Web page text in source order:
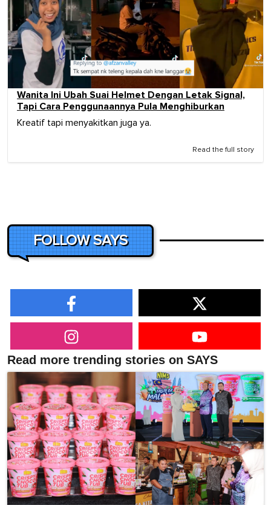
Wanita Ini Ubah Suai Helmet Dengan Letak Signal,
Tapi Cara Penggunaannya Pula Menghiburkan
Kreatif tapi menyakitkan juga ya.
Read the full story
FOLLOW SAYS
Read more trending stories on SAYS